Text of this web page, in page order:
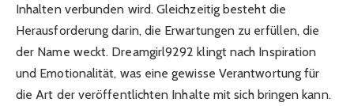
Inhalten verbunden wird. Gleichzeitig besteht die
Herausforderung darin, die Erwartungen zu erfüllen, die
der Name weckt. Dreamgirl9292 klingt nach Inspiration
und Emotionalität, was eine gewisse Verantwortung für
die Art der veröffentlichten Inhalte mit sich bringen kann.